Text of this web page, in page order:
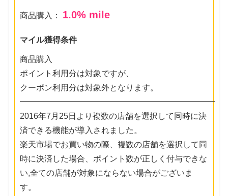
商品購入： 1.0% mile
マイル獲得条件
商品購入
ポイント利用分は対象ですが、
クーポン利用分は対象外となります。
━━━━━━━━━━━━━━━━━━━━━━━━
2016年7月25日より複数の店舗を選択して同時に決
済できる機能が導入されました。
楽天市場でお買い物の際、複数の店舗を選択して同
時に決済した場合、ポイント数が正しく付与できな
い,全ての店舗が対象にならない場合がございま
す。